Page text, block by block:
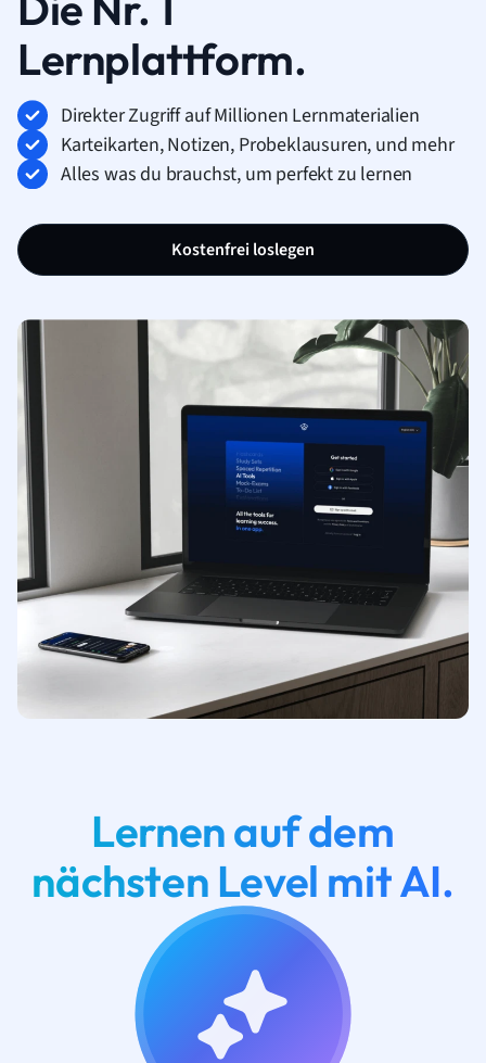
Lernplattform.
Direkter Zugriff auf Millionen Lernmaterialien
Karteikarten, Notizen, Probeklausuren, und mehr
Alles was du brauchst, um perfekt zu lernen
Kostenfrei loslegen
Lernen auf dem
nächsten Level mit AI.